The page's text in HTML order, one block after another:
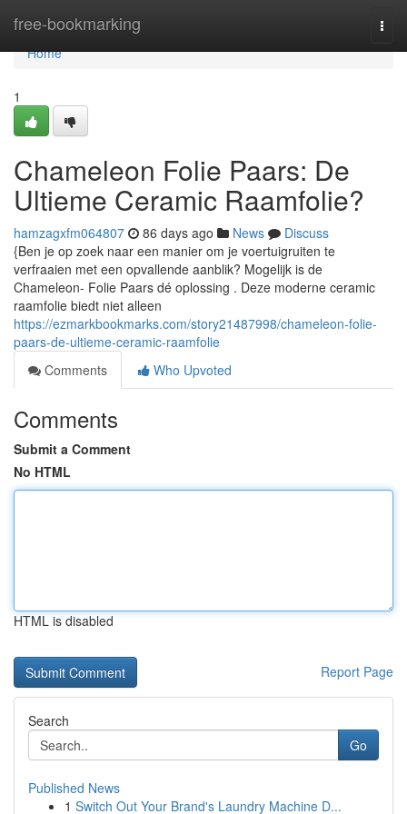
free-bookmarking
Home
Home
1
Chameleon Folie Paars: De
Ultieme Ceramic Raamfolie?
hamzagxfm064807 86 days ago News
Discuss
{Ben je op zoek naar een manier om je voertuigruiten te
verfraaien met een opvallende aanblik? Mogelijk is de
Chameleon- Folie Paars dé oplossing . Deze moderne ceramic
raamfolie biedt niet alleen
https://ezmarkbookmarks.com/story21487998/chameleon-folie-
paars-de-ultieme-ceramic-raamfolie
Comments
Who Upvoted
Comments
Submit a Comment
No HTML
HTML is disabled
Report Page
Search
Go
Published News
1 Switch Out Your Brand's Laundry Machine D...